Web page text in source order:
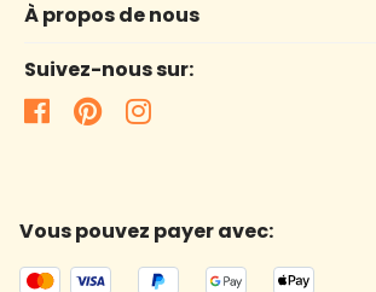
À propos de nous
Suivez-nous sur:
Vous pouvez payer avec: